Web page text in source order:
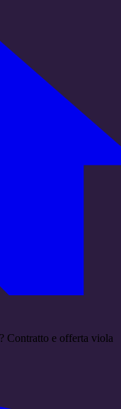
Contratto e offerta viola